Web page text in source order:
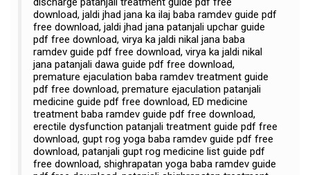
download, jaldi jhad jana ka ilaj baba ramdev guide pdf
free download, jaldi jhad jana patanjali upchar guide
pdf free download, virya ka jaldi nikal jana baba
ramdev guide pdf free download, virya ka jaldi nikal
jana patanjali dawa guide pdf free download,
premature ejaculation baba ramdev treatment guide
pdf free download, premature ejaculation patanjali
medicine guide pdf free download, ED medicine
treatment baba ramdev guide pdf free download,
erectile dysfunction patanjali treatment guide pdf free
download, gupt rog yoga baba ramdev guide pdf free
download, patanjali gupt rog medicine list guide pdf
free download, shighrapatan yoga baba ramdev guide